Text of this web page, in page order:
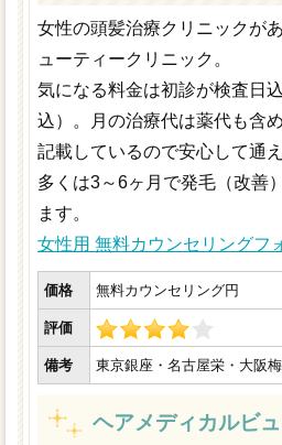
女性の頭髪治療クリニックが
ューティークリニック。
気になる料金は初診が検査日
込）。月の治療代は薬代も含
記載しているので安心して通え
多くは3～6ヶ月で発毛（改善
ます。
女性用 無料カウンセリングフ
価格 無料カウンセリング円
評価
備考 東京銀座・名古屋栄・大阪
ヘアメディカルビ